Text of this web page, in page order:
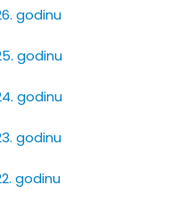
godinu
godinu
godinu
godinu
godinu